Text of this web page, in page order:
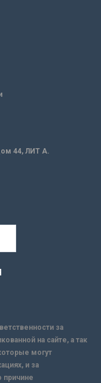
44, ЛИТ А.
за
на сайте, а так
могут
и за
причине